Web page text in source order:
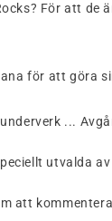
För att de
för att göra
...
utvalda
att